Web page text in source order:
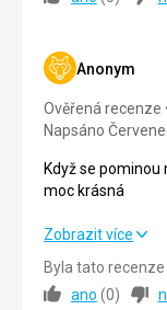
Ubytování
Okolí
Služby
Anonym
Ověřená recenze
Napsáno
Když se
moc krásná
Když se pominou
Strava
Zobrazit více
Byla tato
ano (0)